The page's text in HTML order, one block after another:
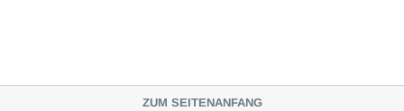
ZUM SEITENANFANG